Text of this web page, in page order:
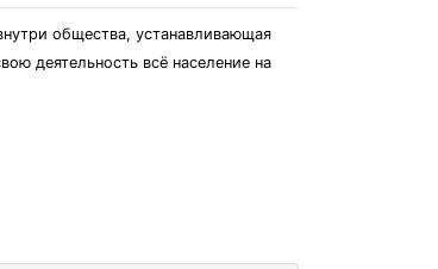
общества, устанавливающая
деятельность всё население на